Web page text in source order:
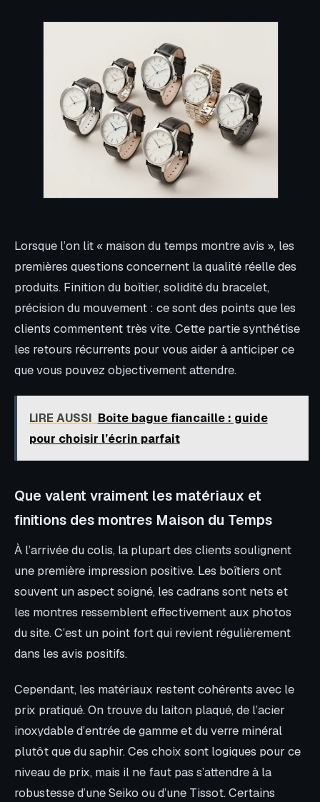
Lorsque l’on lit « maison du temps montre avis », les
premières questions concernent la qualité réelle des
produits. Finition du boîtier, solidité du bracelet,
précision du mouvement : ce sont des points que les
clients commentent très vite. Cette partie synthétise
les retours récurrents pour vous aider à anticiper ce
que vous pouvez objectivement attendre.
LIRE AUSSI Boite bague fiancaille : guide
pour choisir l’écrin parfait
Que valent vraiment les matériaux et
finitions des montres Maison du Temps
À l’arrivée du colis, la plupart des clients soulignent
une première impression positive. Les boîtiers ont
souvent un aspect soigné, les cadrans sont nets et
les montres ressemblent effectivement aux photos
du site. C’est un point fort qui revient régulièrement
dans les avis positifs.
Cependant, les matériaux restent cohérents avec le
prix pratiqué. On trouve du laiton plaqué, de l’acier
inoxydable d’entrée de gamme et du verre minéral
plutôt que du saphir. Ces choix sont logiques pour ce
niveau de prix, mais il ne faut pas s’attendre à la
robustesse d’une Seiko ou d’une Tissot. Certains